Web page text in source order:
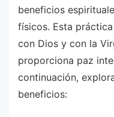
beneficios
físicos. Esta
con Dios y con la
proporciona paz
continuación,
beneficios: